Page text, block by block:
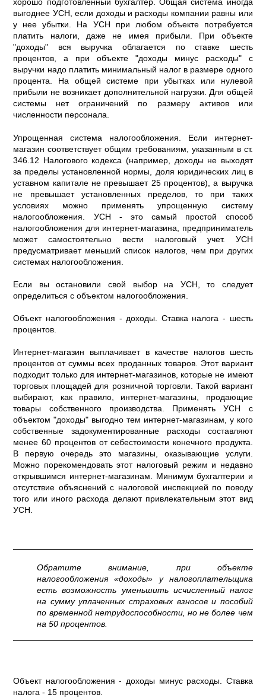
хорошо подготовленный бухгалтер. Общая система иногда
выгоднее УСН, если доходы и расходы компании равны или
у нее убытки. На УСН при любом объекте потребуется
платить налоги, даже не имея прибыли. При объекте
"доходы" вся выручка облагается по ставке шесть
процентов, а при объекте "доходы минус расходы" с
выручки надо платить минимальный налог в размере одного
процента. На общей системе при убытках или нулевой
прибыли не возникает дополнительной нагрузки. Для общей
системы нет ограничений по размеру активов или
численности персонала.
Упрощенная система налогообложения. Если интернет-
магазин соответствует общим требованиям, указанным в ст.
346.12 Налогового кодекса (например, доходы не выходят
за пределы установленной нормы, доля юридических лиц в
уставном капитале не превышает 25 процентов), а выручка
не превышает установленных пределов, то при таких
условиях можно применять упрощенную систему
налогообложения. УСН - это самый простой способ
налогообложения для интернет-магазина, предприниматель
может самостоятельно вести налоговый учет. УСН
предусматривает меньший список налогов, чем при других
системах налогообложения.
Если вы остановили свой выбор на УСН, то следует
определиться с объектом налогообложения.
Объект налогообложения - доходы. Ставка налога - шесть
процентов.
Интернет-магазин выплачивает в качестве налогов шесть
процентов от суммы всех проданных товаров. Этот вариант
подходит только для интернет-магазинов, которые не имеют
торговых площадей для розничной торговли. Такой вариант
выбирают, как правило, интернет-магазины, продающие
товары собственного производства. Применять УСН с
объектом "доходы" выгодно тем интернет-магазинам, у кого
собственные задокументированные расходы составляют
менее 60 процентов от себестоимости конечного продукта.
В первую очередь это магазины, оказывающие услуги.
Можно порекомендовать этот налоговый режим и недавно
открывшимся интернет-магазинам. Минимум бухгалтерии и
отсутствие объяснений с налоговой инспекцией по поводу
того или иного расхода делают привлекательным этот вид
УСН.
Обратите внимание, при объекте
налогообложения «доходы» у налогоплательщика
есть возможность уменьшить исчисленный налог
на сумму уплаченных страховых взносов и пособий
по временной нетрудоспособности, но не более чем
на 50 процентов.
Объект налогообложения - доходы минус расходы. Ставка
налога - 15 процентов.